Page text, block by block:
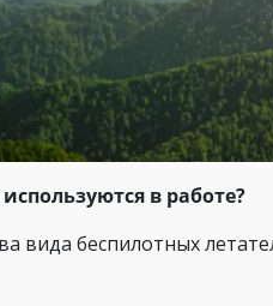
в работе?
вида беспилотных